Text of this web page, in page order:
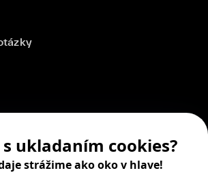
ukladaním cookies?
strážime ako oko v hlave!